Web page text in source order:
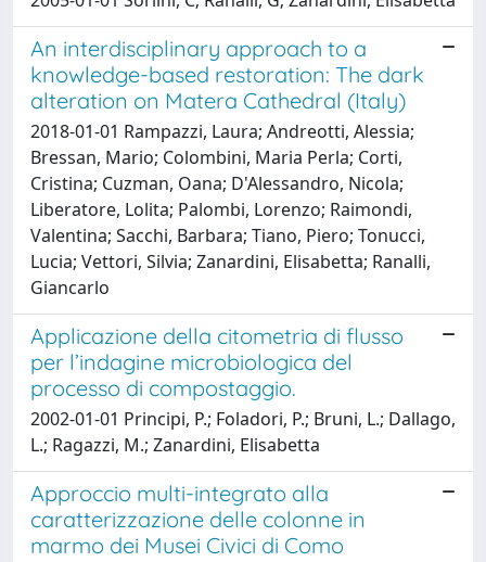
An interdisciplinary approach to a
knowledge-based restoration: The dark
alteration on Matera Cathedral (Italy)
2018-01-01 Rampazzi, Laura; Andreotti, Alessia;
Bressan, Mario; Colombini, Maria Perla; Corti,
Cristina; Cuzman, Oana; D'Alessandro, Nicola;
Liberatore, Lolita; Palombi, Lorenzo; Raimondi,
Valentina; Sacchi, Barbara; Tiano, Piero; Tonucci,
Lucia; Vettori, Silvia; Zanardini, Elisabetta; Ranalli,
Giancarlo
Applicazione della citometria di flusso
per l’indagine microbiologica del
processo di compostaggio.
2002-01-01 Principi, P.; Foladori, P.; Bruni, L.; Dallago,
L.; Ragazzi, M.; Zanardini, Elisabetta
Approccio multi-integrato alla
caratterizzazione delle colonne in
marmo dei Musei Civici di Como